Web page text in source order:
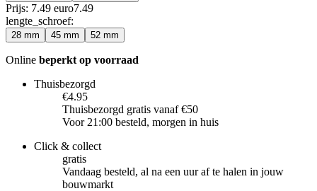
Prijs: 7.49 euro7.49
lengte_schroef:
28 mm 45 mm 52 mm
Online beperkt op voorraad
Thuisbezorgd
€4.95
Thuisbezorgd gratis vanaf €50
Voor 21:00 besteld, morgen in huis
Click & collect
gratis
Vandaag besteld, al na een uur af te halen in jouw
bouwmarkt